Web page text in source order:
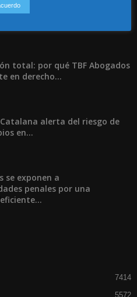
total: por qué TBF Abogados
en derecho...
alerta del riesgo de
en...
se exponen a
penales por una
7414
5572